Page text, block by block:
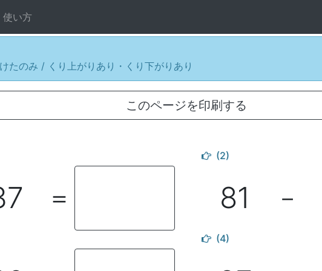
使い方
たのみ / くり上がりあり・くり下がりあり
このページを印刷する
＝
(2)
81 －
(4)